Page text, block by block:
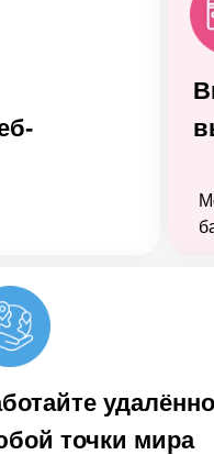
точки мира